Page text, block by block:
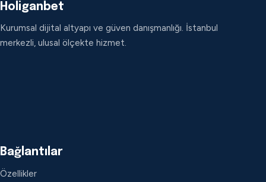
Holiganbet
Kurumsal dijital altyapı ve güven danışmanlığı. İstanbul
merkezli, ulusal ölçekte hizmet.
Bağlantılar
Özellikler